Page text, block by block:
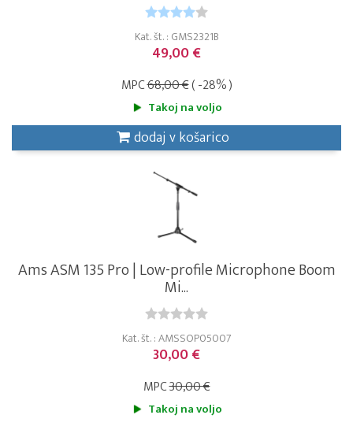
Kat. št. : GMS2321B
49,00 €
MPC68,00 €( -28% )
Takoj na voljo
dodaj v košarico
Ams ASM 135 Pro | Low-profile Microphone Boom
Mi...
Kat. št. : AMSSOP05007
30,00 €
MPC30,00 €
Takoj na voljo